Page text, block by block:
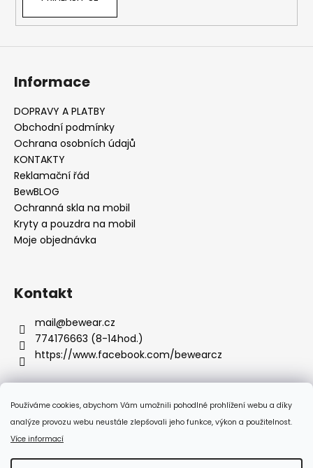
Používáme cookies, abychom Vám umožnili pohodlné prohlížení webu a díky
analýze provozu webu neustále zlepšovali jeho funkce, výkon a použitelnost.
Více informací
Informace
DOPRAVY A PLATBY
Obchodní podmínky
Ochrana osobních údajů
KONTAKTY
Reklamační řád
BewBLOG
Ochranná skla na mobil
Kryty a pouzdra na mobil
Moje objednávka
Kontakt
mail@bewear.cz
774176663 (8-14hod.)
https://www.facebook.com/bewearcz
Přijímáme online platby